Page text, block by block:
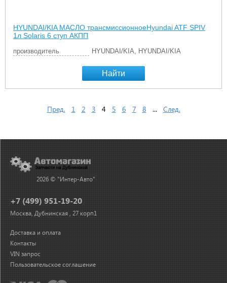
HYUNDAI/KIA МАСЛО трансмиссионноеHyundai ATF SPIV
1л Solaris 6 ступ АКПП
производитель HYUNDAI/KIA, HYUNDAI/KIA
Найти
Пред. 1 2 3 4 5 6 7 8 ... След.
2026 © "Интер-Авто"
+7 (499) 951-19-20
Москва, Дубнинская , 27 корп1
Доставка и оплата
Контакты
VIN запрос
Пользовательское соглашение